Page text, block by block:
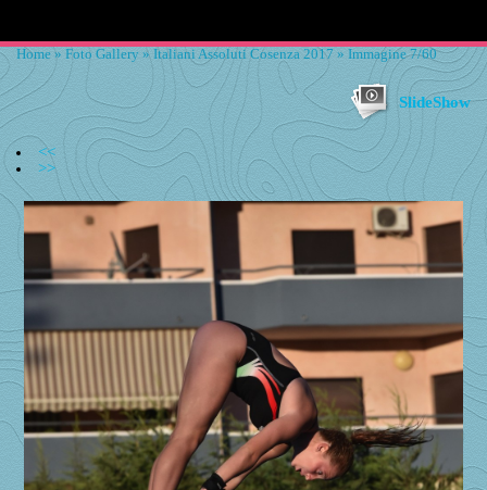
Home » Foto Gallery » Italiani Assoluti Cosenza 2017 » Immagine 7/60
SlideShow
<<
>>